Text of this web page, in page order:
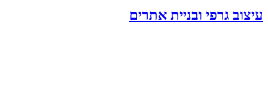
עיצוב גרפי ובניית אתרים